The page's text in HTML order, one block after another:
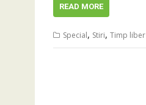
READ MORE
Special, Stiri, Timp liber